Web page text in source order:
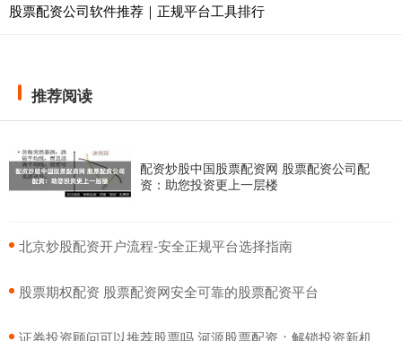
股票配资公司软件推荐｜正规平台工具排行
推荐阅读
配资炒股中国股票配资网 股票配资公司配
资：助您投资更上一层楼
​北京炒股配资开户流程-安全正规平台选择指南
​股票期权配资 股票配资网安全可靠的股票配资平台
​证券投资顾问可以推荐股票吗 河源股票配资：解锁投资新机